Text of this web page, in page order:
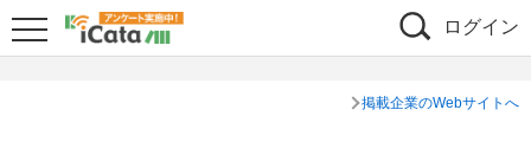
ログイン
掲載企業のWebサイトへ